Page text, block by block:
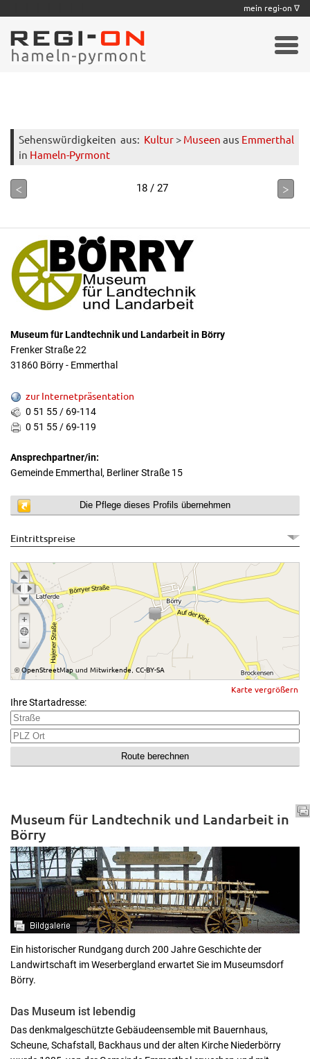
Sehenswürdigkeiten aus: Kultur > Museen aus Emmerthal
in Hameln-Pyrmont
< 18 / 27 >
Museum für Landtechnik und Landarbeit in Börry
Frenker Straße 22
31860 Börry - Emmerthal
zur Internetpräsentation
0 51 55 / 69-114
0 51 55 / 69-119
Ansprechpartner/in:
Gemeinde Emmerthal, Berliner Straße 15
Die Pflege dieses Profils übernehmen
Eintrittspreise
©OpenStreetMap und Mitwirkende CC-BY-SA
Karte vergrößern
Ihre Startadresse:
Museum für Landtechnik und Landarbeit in
Börry
Ein historischer Rundgang durch 200 Jahre Geschichte der
Landwirtschaft im Weserbergland erwartet Sie im Museumsdorf
Börry.
Das Museum ist lebendig
Das denkmalgeschützte Gebäudeensemble mit Bauernhaus,
Scheune, Schafstall, Backhaus und der alten Kirche Niederbörry
mein regi-on ∇